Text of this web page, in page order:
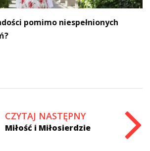
pomimo niespełnionych
CZYTAJ NASTĘPNY
Miłość i Miłosierdzie